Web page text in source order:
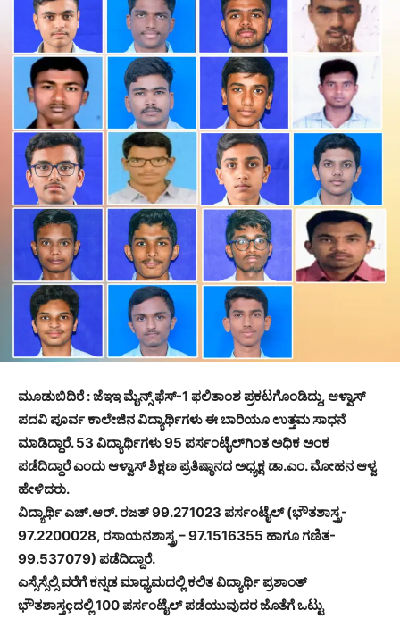
ಮೂಡುಬಿದಿರೆ : ಜೆಇಇ ಮೈನ್ಸ್ ಫೆಸ್-1 ಫಲಿತಾಂಶ ಪ್ರಕಟಗೊಂಡಿದ್ದು, ಆಳ್ವಾಸ್
ಪದವಿ ಪೂರ್ವ ಕಾಲೇಜಿನ ವಿದ್ಯಾರ್ಥಿಗಳು ಈ ಬಾರಿಯೂ ಉತ್ತಮ ಸಾಧನೆ
ಮಾಡಿದ್ದಾರೆ. 53 ವಿದ್ಯಾರ್ಥಿಗಳು 95 ಪರ್ಸಂಟೈಲ್‌ಗಿಂತ ಅಧಿಕ ಅಂಕ
ಪಡೆದಿದ್ದಾರೆ ಎಂದು ಆಳ್ವಾಸ್ ಶಿಕ್ಷಣ ಪ್ರತಿಷ್ಠಾನದ ಅಧ್ಯಕ್ಷ ಡಾ.ಎಂ. ಮೋಹನ ಆಳ್ವ
ಹೇಳಿದರು.
ವಿದ್ಯಾರ್ಥಿ ಎಚ್.ಆರ್. ರಜತ್ 99.271023 ಪರ್ಸಂಟೈಲ್ (ಭೌತಶಾಸ್ತ್ರ-
97.2200028, ರಸಾಯನಶಾಸ್ತ್ರ – 97.1516355 ಹಾಗೂ ಗಣಿತ-
99.537079) ಪಡೆದಿದ್ದಾರೆ.
ಎಸ್ಸೆಸ್ಸೆಲ್ಸಿ ವರೆಗೆ ಕನ್ನಡ ಮಾಧ್ಯಮದಲ್ಲಿ ಕಲಿತ ವಿದ್ಯಾರ್ಥಿ ಪ್ರಶಾಂತ್
ಭೌತಶಾಸ್ತçದಲ್ಲಿ 100 ಪರ್ಸಂಟೈಲ್ ಪಡೆಯುವುದರ ಜೊತೆಗೆ ಒಟ್ಟು